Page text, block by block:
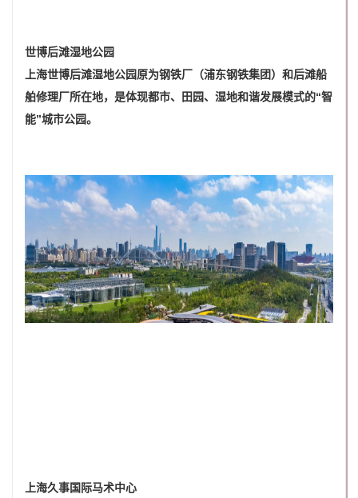
世博后滩湿地公园
上海世博后滩湿地公园原为钢铁厂（浦东钢铁集团）和后滩船
舶修理厂所在地，是体现都市、田园、湿地和谐发展模式的“智
能”城市公园。
上海久事国际马术中心